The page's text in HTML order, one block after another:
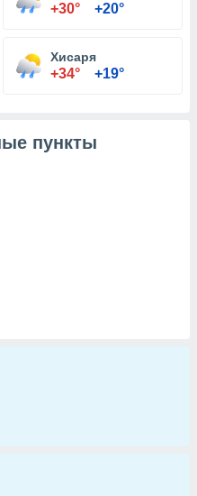
+30° +20°
Хисаря
+34° +19°
пункты